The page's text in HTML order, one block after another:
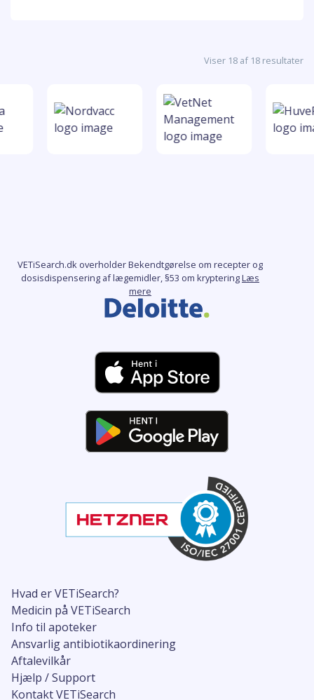
Viser 18 af 18 resultater
Hvad er VETiSearch?
Medicin på VETiSearch
Info til apoteker
Ansvarlig antibiotikaordinering
Aftalevilkår
Hjælp / Support
Kontakt VETiSearch
VETiSearch.dk overholder Bekendtgørelse om recepter og
dosisdispensering af lægemidler, §53 om krypteringLæs
mere